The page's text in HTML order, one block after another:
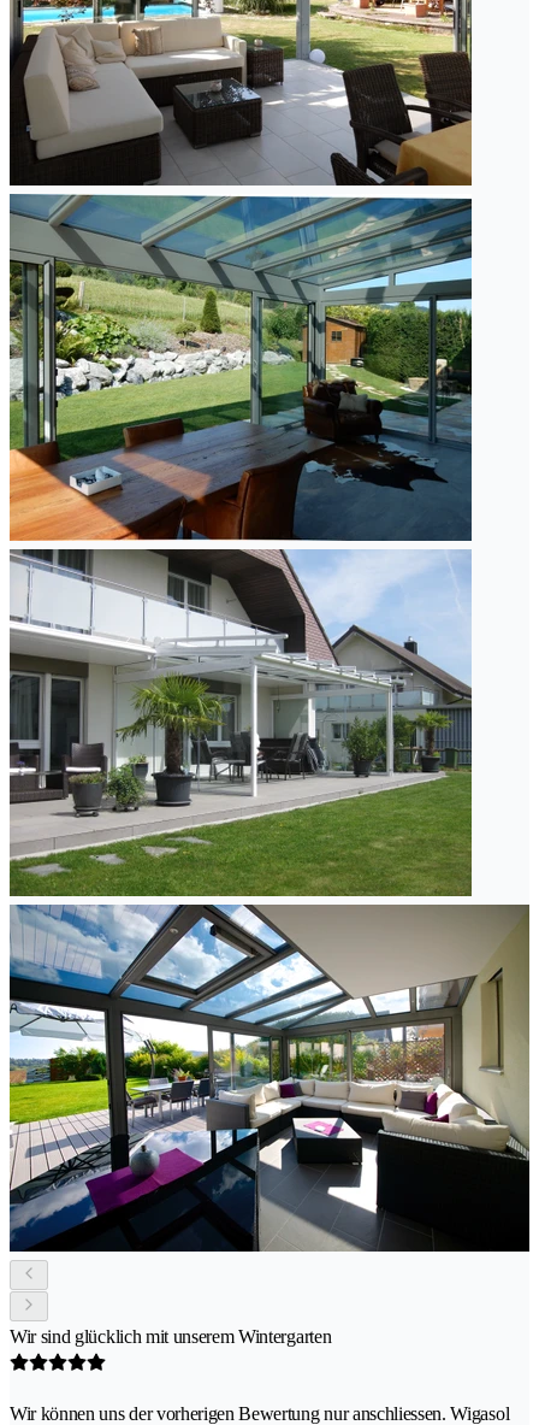
Wir sind glücklich mit unserem Wintergarten
Wir können uns der vorherigen Bewertung nur anschliessen. Wigasol